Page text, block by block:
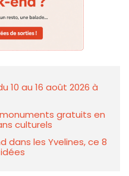
10 au 16 août 2026 à
gratuits en
culturels
dans les Yvelines, ce 8